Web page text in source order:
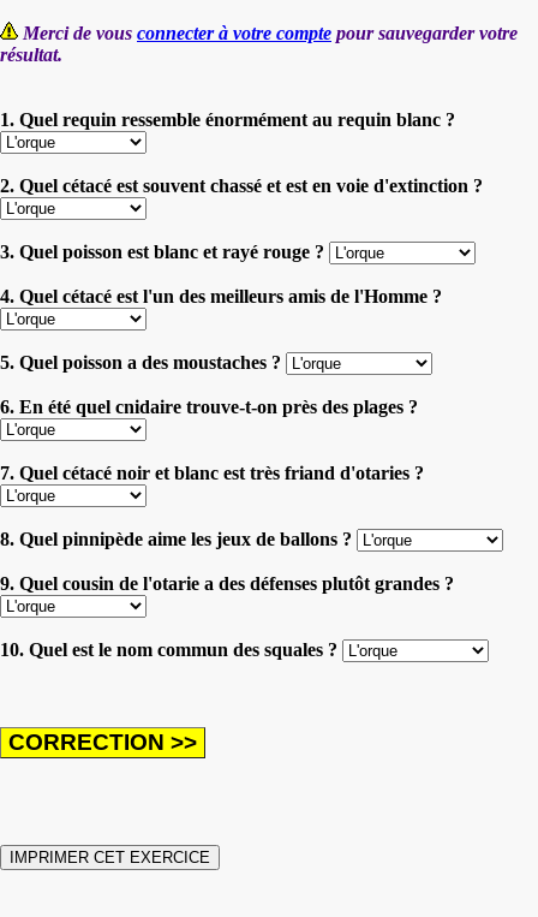
Merci de vous connecter à votre compte pour sauvegarder votre
résultat.
1. Quel requin ressemble énormément au requin blanc ?
2. Quel cétacé est souvent chassé et est en voie d'extinction ?
3. Quel poisson est blanc et rayé rouge ?
4. Quel cétacé est l'un des meilleurs amis de l'Homme ?
5. Quel poisson a des moustaches ?
6. En été quel cnidaire trouve-t-on près des plages ?
7. Quel cétacé noir et blanc est très friand d'otaries ?
8. Quel pinnipède aime les jeux de ballons ?
9. Quel cousin de l'otarie a des défenses plutôt grandes ?
10. Quel est le nom commun des squales ?